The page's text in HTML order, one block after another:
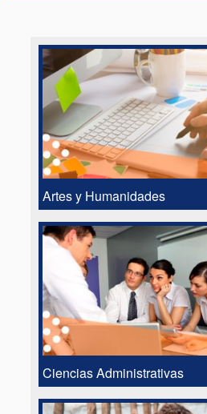
Artes y Humanidades
Ciencias Administrativas